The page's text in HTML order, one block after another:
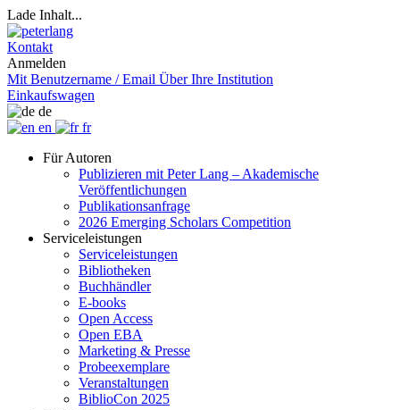
Lade Inhalt...
Kontakt
Anmelden
Mit Benutzername / Email Über Ihre Institution
Einkaufswagen
de
en
fr
Für Autoren
Publizieren mit Peter Lang – Akademische
Veröffentlichungen
Publikationsanfrage
2026 Emerging Scholars Competition
Serviceleistungen
Serviceleistungen
Bibliotheken
Buchhändler
E-books
Open Access
Open EBA
Marketing & Presse
Probeexemplare
Veranstaltungen
BiblioCon 2025